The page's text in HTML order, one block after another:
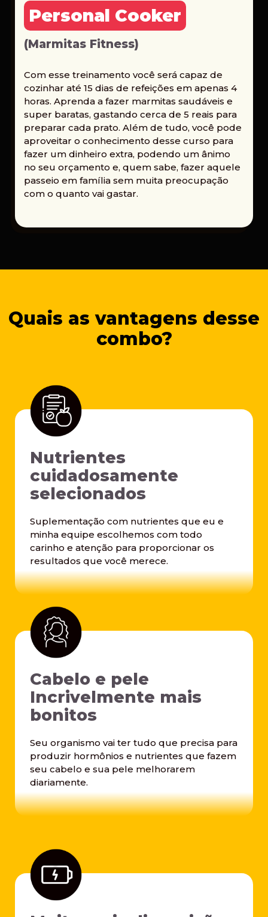
Personal Cooker
(Marmitas Fitness)
Com esse treinamento você será capaz de
cozinhar até 15 dias de refeições em apenas 4
horas. Aprenda a fazer marmitas saudáveis e
super baratas, gastando cerca de 5 reais para
preparar cada prato. Além de tudo, você pode
aproveitar o conhecimento desse curso para
fazer um dinheiro extra, podendo um ânimo
no seu orçamento e, quem sabe, fazer aquele
passeio em família sem muita preocupação
com o quanto vai gastar.
Quais as vantagens desse
combo?
Nutrientes
cuidadosamente
selecionados
Suplementação com nutrientes que eu e
minha equipe escolhemos com todo
carinho e atenção para proporcionar os
resultados que você merece.
Cabelo e pele
Incrivelmente mais
bonitos
Seu organismo vai ter tudo que precisa para
produzir hormônios e nutrientes que fazem
seu cabelo e sua pele melhorarem
diariamente.